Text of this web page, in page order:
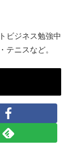
ビジネス勉強中
テニスなど。